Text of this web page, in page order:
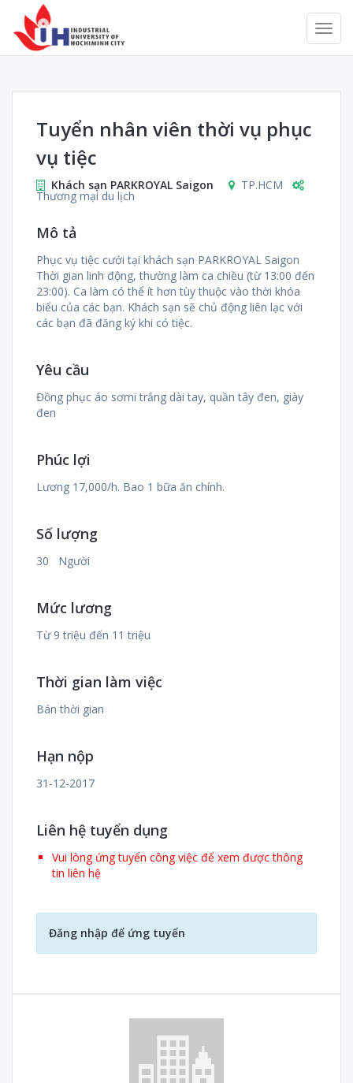
Tuyển nhân viên thời vụ phục
vụ tiệc
Khách sạn PARKROYAL Saigon TP.HCM
Thương mại du lịch
Mô tả
Phục vụ tiệc cưới tại khách sạn PARKROYAL Saigon
Thời gian linh động, thường làm ca chiều (từ 13:00 đến
23:00). Ca làm có thể ít hơn tùy thuộc vào thời khóa
biểu của các bạn. Khách sạn sẽ chủ động liên lạc với
các bạn đã đăng ký khi có tiệc.
Yêu cầu
Đồng phục áo sơmi trắng dài tay, quần tây đen, giày
đen
Phúc lợi
Lương 17,000/h. Bao 1 bữa ăn chính.
Số lượng
30 Người
Mức lương
Từ 9 triệu đến 11 triệu
Thời gian làm việc
Bán thời gian
Hạn nộp
31-12-2017
Liên hệ tuyển dụng
Vui lòng ứng tuyển công việc để xem được thông
tin liên hệ
Đăng nhập để ứng tuyển